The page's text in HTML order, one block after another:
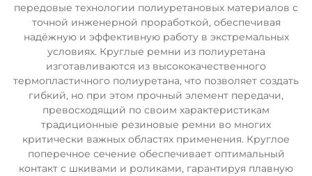
передовые технологии полиуретановых материалов с
точной инженерной проработкой, обеспечивая
надёжную и эффективную работу в экстремальных
условиях. Круглые ремни из полиуретана
изготавливаются из высококачественного
термопластичного полиуретана, что позволяет создать
гибкий, но при этом прочный элемент передачи,
превосходящий по своим характеристикам
традиционные резиновые ремни во многих
критически важных областях применения. Круглое
поперечное сечение обеспечивает оптимальный
контакт с шкивами и роликами, гарантируя плавную